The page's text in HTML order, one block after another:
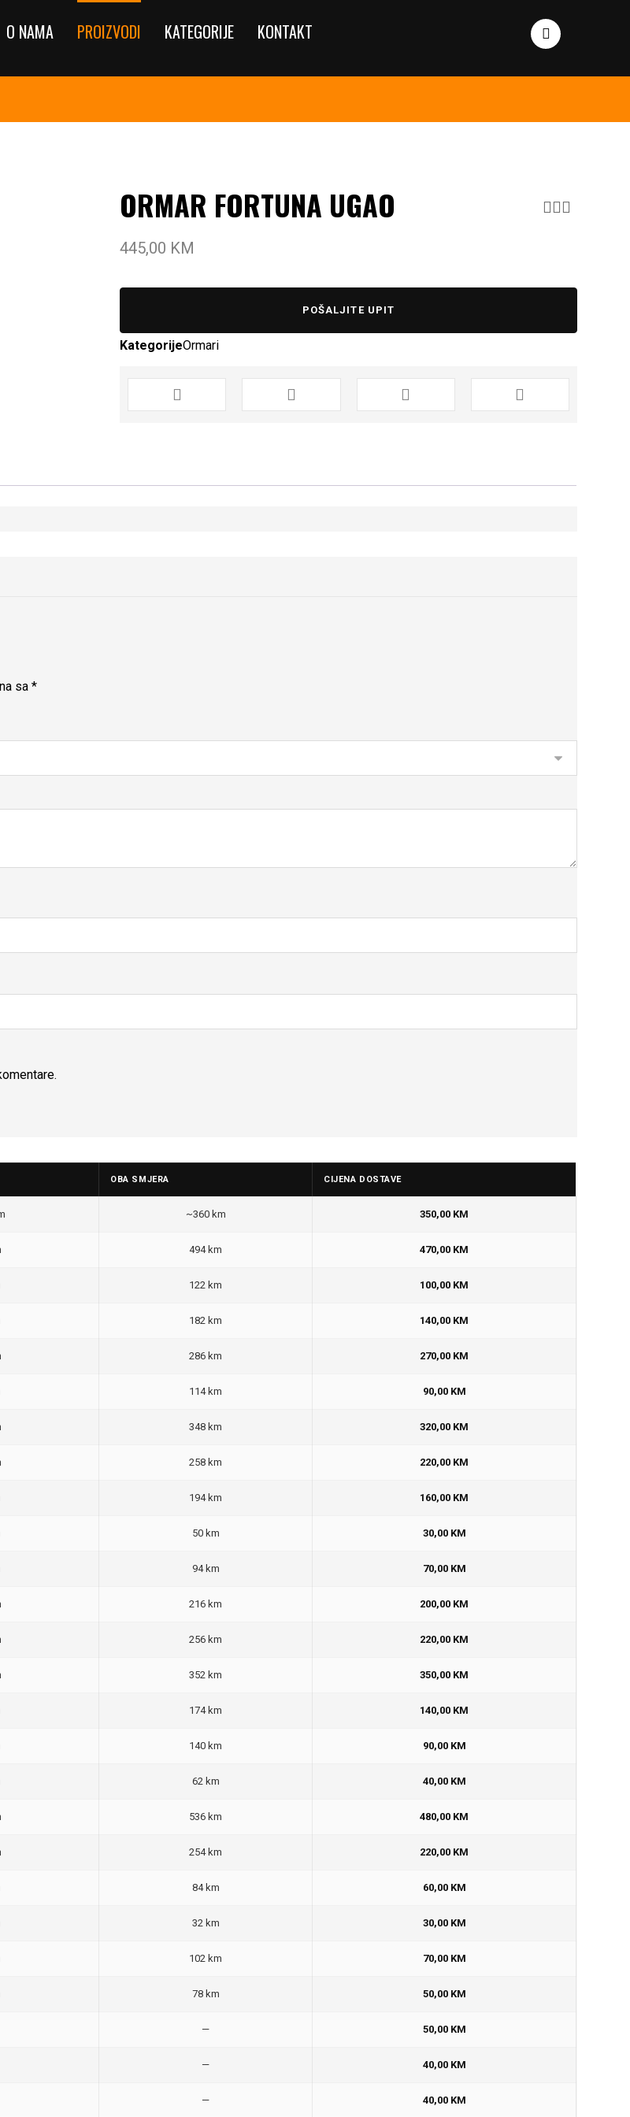
O NAMA PROIZVODI KATEGORIJE KONTAKT
ORMAR FORTUNA UGAO
445,00 KM
POŠALJITE UPIT
KategorijeOrmari
sa*
OBA SMJERA CIJENA DOSTAVE
~360 km 350,00 KM
494 km 470,00 KM
122 km 100,00 KM
182 km 140,00 KM
286 km 270,00 KM
114 km 90,00 KM
348 km 320,00 KM
258 km 220,00 KM
194 km 160,00 KM
50 km 30,00 KM
94 km 70,00 KM
216 km 200,00 KM
256 km 220,00 KM
352 km 350,00 KM
174 km 140,00 KM
140 km 90,00 KM
62 km 40,00 KM
536 km 480,00 KM
254 km 220,00 KM
84 km 60,00 KM
32 km 30,00 KM
102 km 70,00 KM
78 km 50,00 KM
— 50,00 KM
— 40,00 KM
— 40,00 KM